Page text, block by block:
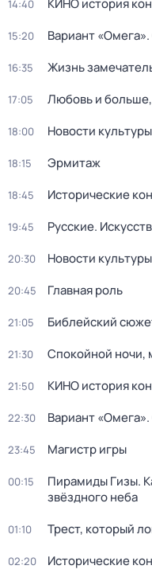
14:40 КИНО история
15:20 Вариант «Омега»
16:35 Жизнь
17:05 Любовь и
18:00 Новости культуры
18:15 Эрмитаж
18:45 Исторические
19:45 Русские.
20:30 Новости культуры
20:45 Главная роль
21:05 Библейский
21:30 Спокойной ночи,
21:50 КИНО история
22:30 Вариант «Омега»
23:45 Магистр игры
00:15
Пирамиды Гизы.
звёздного неба
01:10 Трест, который
02:20 Исторические